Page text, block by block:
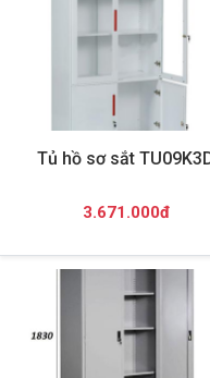
Tủ hồ sơ sắt
3.671.000đ